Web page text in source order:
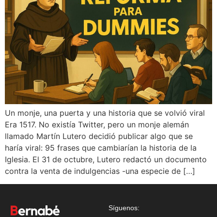
Un monje, una puerta y una historia que se volvió viral
Era 1517. No existía Twitter, pero un monje alemán
llamado Martín Lutero decidió publicar algo que se
haría viral: 95 frases que cambiarían la historia de la
Iglesia. El 31 de octubre, Lutero redactó un documento
contra la venta de indulgencias -una especie de […]
Síguenos: